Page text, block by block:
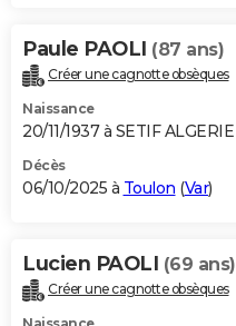
Paule PAOLI (87 ans)
Créer une cagnotte obsèques
Naissance
20/11/1937 à SETIF ALGERIE
Décès
06/10/2025 à Toulon (Var)
Lucien PAOLI (69 ans)
Créer une cagnotte obsèques